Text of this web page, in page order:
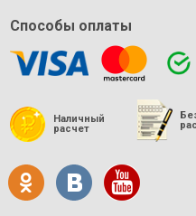
Способы оплаты
Наличный
расчет